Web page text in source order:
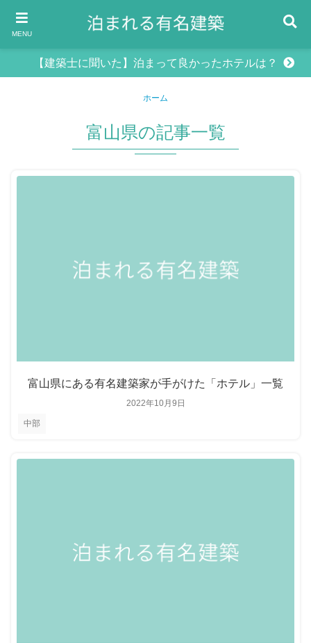
MENU
【建築士に聞いた】泊まって良かったホテルは？
ホーム
富山県の記事一覧
中部
2022年10月9日
富山県にある有名建築家が手がけた「ホテル」一覧